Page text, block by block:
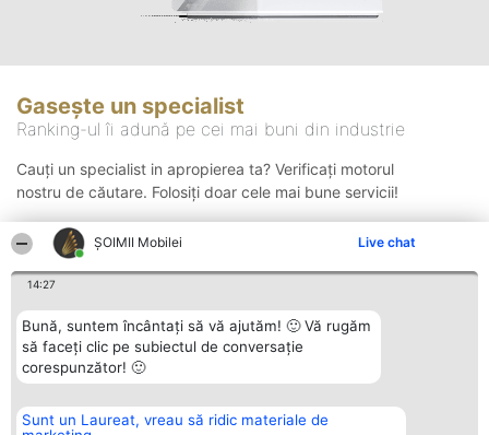
ȘOIMII Mobilei Live chat
14:27
Bună, suntem încântați să vă ajutăm! 🙂 Vă rugăm
să faceți clic pe subiectul de conversație
corespunzător! 🙂
Sunt un Laureat, vreau să ridic materiale de
Gasește un specialist
Ranking-ul îi adună pe cei mai buni din industrie
Cauți un specialist in apropierea ta? Verificați motorul
nostru de căutare. Folosiți doar cele mai bune servicii!
Organizator Ranking Plebiscyt Contact